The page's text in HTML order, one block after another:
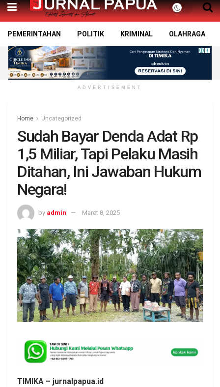
PEMERINTAHAN POLITIK KRIMINAL OLAHRAGA
ADVERTISEMENT
Home Uncategorized
Sudah Bayar Denda Adat Rp
1,5 Miliar, Tapi Pelaku Masih
Ditahan, Ini Jawaban Hukum
Negara!
by admin Maret 8, 2025
TIMIKA – jurnalpapua.id